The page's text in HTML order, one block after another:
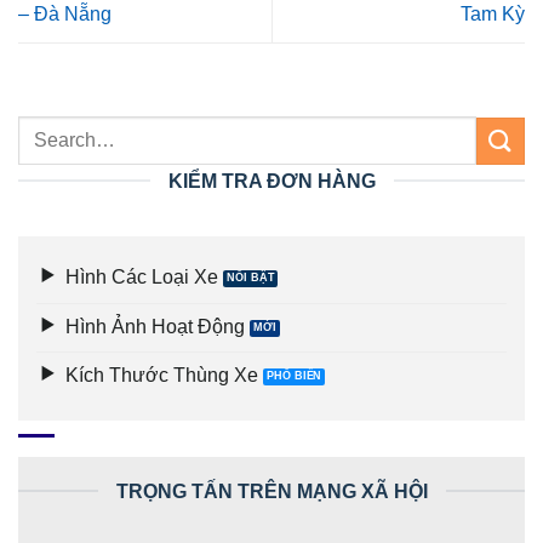
– Đà Nẵng
Tam Kỳ
KIỂM TRA ĐƠN HÀNG
Hình Các Loại Xe
Hình Ảnh Hoạt Động
Kích Thước Thùng Xe
TRỌNG TẤN TRÊN MẠNG XÃ HỘI